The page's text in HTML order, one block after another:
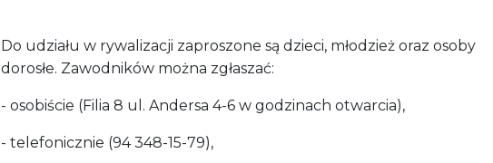
Do udziału w rywalizacji zaproszone są dzieci, młodzież oraz osoby
dorosłe. Zawodników można zgłaszać:
- osobiście (Filia 8 ul. Andersa 4-6 w godzinach otwarcia),
- telefonicznie (94 348-15-79),